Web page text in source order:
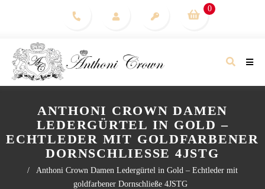
0
ANTHONI CROWN DAMEN
LEDERGÜRTEL IN GOLD –
ECHTLEDER MIT GOLDFARBENER
DORNSCHLIESSE 4JSTG
/
Anthoni Crown Damen Ledergürtel in Gold – Echtleder mit
goldfarbener Dornschließe 4JSTG